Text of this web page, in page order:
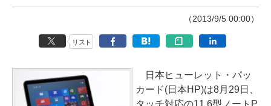
（2013/9/5 00:00）
リスト
日本ヒューレット・パッ
カード(日本HP)は8月29日、
タッチ対応の11.6型ノートP